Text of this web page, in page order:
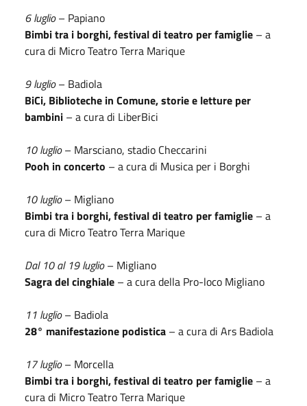
6 luglio– Papiano
Bimbi tra i borghi, festival di teatro per famiglie – a
cura di Micro Teatro Terra Marique
9 luglio– Badiola
BiCi, Biblioteche in Comune, storie e letture per
bambini – a cura di LiberBici
10 luglio– Marsciano, stadio Checcarini
Pooh in concerto – a cura di Musica per i Borghi
10 luglio– Migliano
Bimbi tra i borghi, festival di teatro per famiglie – a
cura di Micro Teatro Terra Marique
Dal 10 al 19 luglio– Migliano
Sagra del cinghiale – a cura della Pro-loco Migliano
11 luglio– Badiola
28° manifestazione podistica – a cura di Ars Badiola
17 luglio– Morcella
Bimbi tra i borghi, festival di teatro per famiglie – a
cura di Micro Teatro Terra Marique